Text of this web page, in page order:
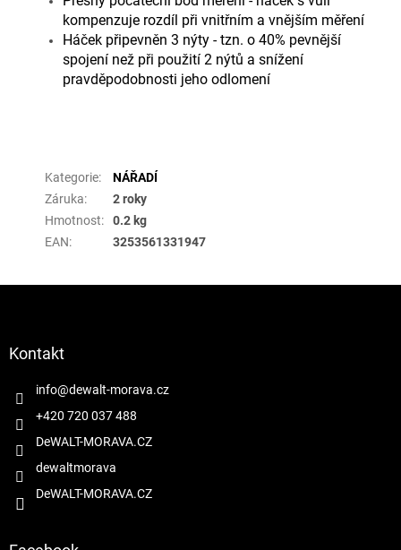
kompenzuje rozdíl při vnitřním a vnějším měření
Háček připevněn 3 nýty - tzn. o 40% pevnější
spojení než při použití 2 nýtů a snížení
pravděpodobnosti jeho odlomení
Kategorie:
NÁŘADÍ
Záruka:
2 roky
Hmotnost:
0.2 kg
EAN: 3253561331947
Kontakt
info@dewalt-morava.cz
+420 720 037 488
DeWALT-MORAVA.CZ
dewaltmorava
DeWALT-MORAVA.CZ